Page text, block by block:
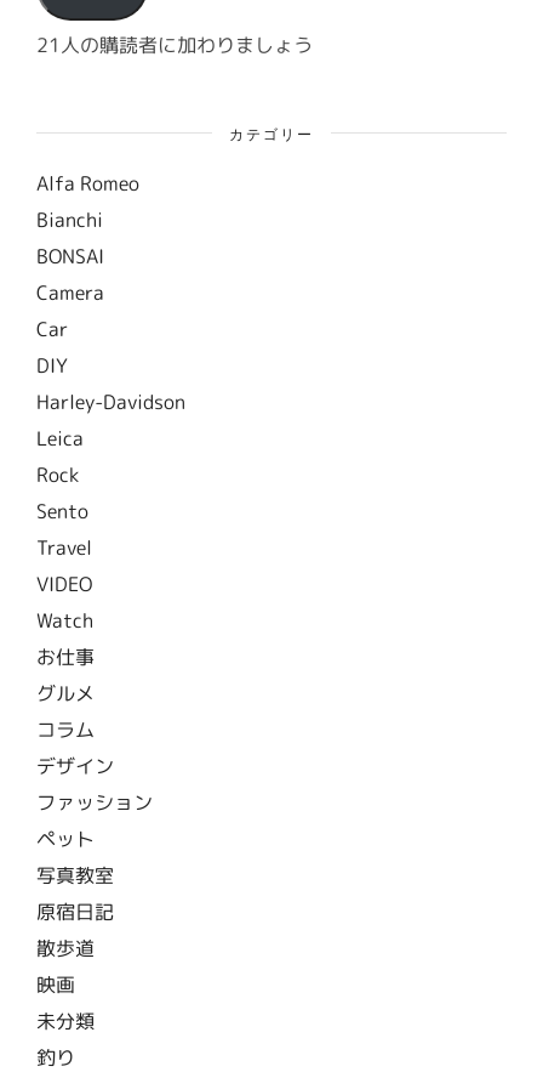
レ
ス
21人の購読者に加わりましょう
カテゴリー
Alfa Romeo
Bianchi
BONSAI
Camera
Car
DIY
Harley-Davidson
Leica
Rock
Sento
Travel
VIDEO
Watch
お仕事
グルメ
コラム
デザイン
ファッション
ペット
写真教室
原宿日記
散歩道
映画
未分類
釣り